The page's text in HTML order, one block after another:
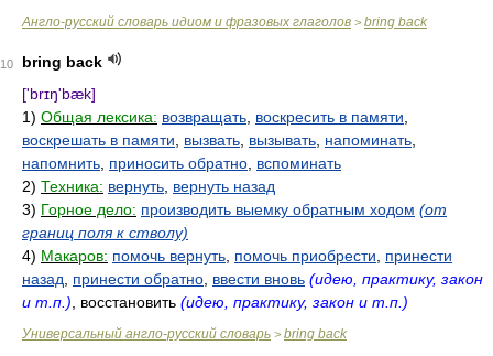
Англо-русский словарь идиом и фразовых глаголов > bring back
10
bring back
['brɪŋ'bæk]
1) Общая лексика: возвращать воскресить в памяти
воскрешать в памяти
вызвать вызывать напоминать
напомнить приносить обратно вспоминать
2) Техника: вернуть вернуть назад
3) Горное дело: производить выемку обратным ходом (от
границ поля к стволу)
4) Макаров: помочь вернуть помочь приобрести
принести
назад
принести обратно ввести вновь (идею, практику, закон
и т.п.) , восстановить (идею, практику, закон и т.п.)
Универсальный англо-русский словарь > bring back